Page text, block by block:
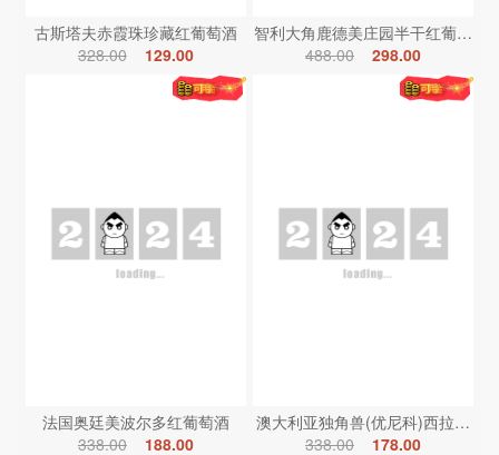
古斯塔夫赤霞珠珍藏红葡萄酒
328.00
129.00
智利大角鹿德美庄园半干红葡萄酒
488.00
298.00
法国奥廷美波尔多红葡萄酒
338.00
188.00
澳大利亚独角兽(优尼科)西拉红葡
338.00
178.00